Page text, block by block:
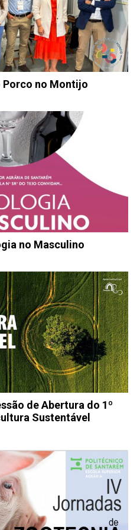
Porco no Montijo
no Masculino
de Abertura do 1º
Sustentável